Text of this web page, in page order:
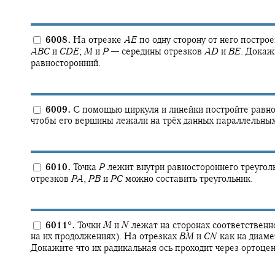
6008. На отрезке AE по одну сторону от него
ABC и CDE; M и P — середины отрезков AD и BE.
равносторонний.
6009. С помощью циркуля и линейки постройте
чтобы его вершины лежали на трёх данных
6010. Точка P лежит внутри равностороннего
отрезков PA, PB и PC можно составить треугольник.
6011°. Точки M и N лежат на сторонах
на их продолжениях). На отрезках BM и CN как на
Докажите что их радикальная ось проходит через